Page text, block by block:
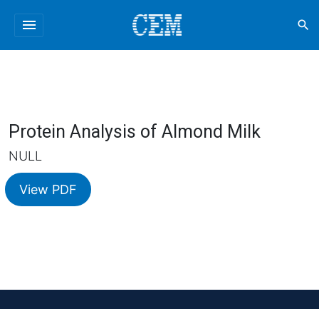
menu search
Protein Analysis of Almond Milk
NULL
View PDF